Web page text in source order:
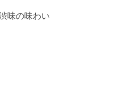
味の味わい